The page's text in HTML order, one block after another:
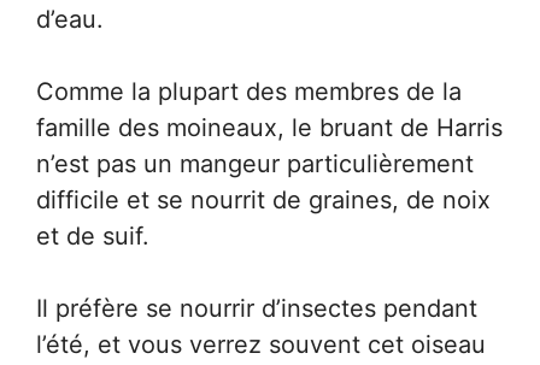
d’eau.
Comme la plupart des membres de la
famille des moineaux, le bruant de Harris
n’est pas un mangeur particulièrement
difficile et se nourrit de graines, de noix
et de suif.
Il préfère se nourrir d’insectes pendant
l’été, et vous verrez souvent cet oiseau